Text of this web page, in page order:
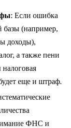
: Если ошибка
базы (например,
доходы),
а также пени
еще и штраф.
ФНС и